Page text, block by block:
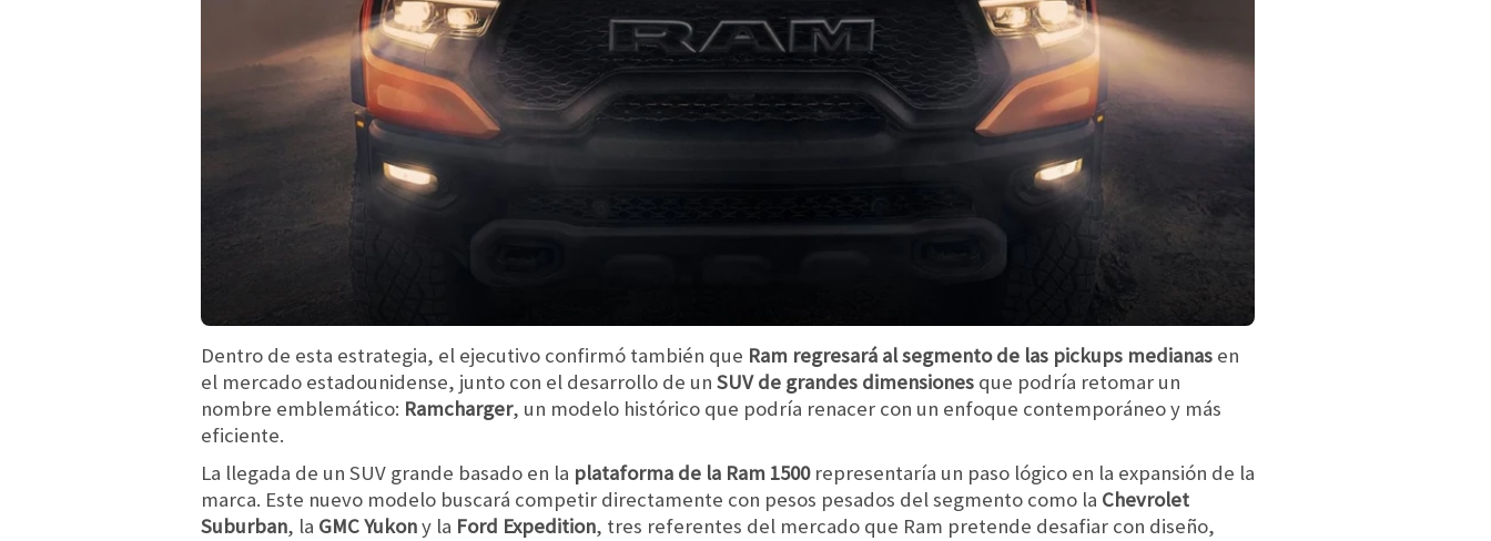
Dentro de esta estrategia, el ejecutivo confirmó también que Ram regresará al segmento de las pickups medianas en
el mercado estadounidense, junto con el desarrollo de un SUV de grandes dimensiones que podría retomar un
nombre emblemático: Ramcharger, un modelo histórico que podría renacer con un enfoque contemporáneo y más
eficiente.
La llegada de un SUV grande basado en la plataforma de la Ram 1500representaría un paso lógico en la expansión de la
marca. Este nuevo modelo buscará competir directamente con pesos pesados del segmento como la Chevrolet
Suburban, la GMC Yukony la Ford Expedition, tres referentes del mercado que Ram pretende desafiar con diseño,